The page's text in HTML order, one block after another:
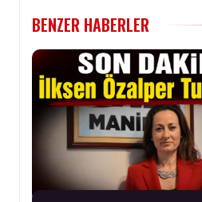
BENZER HABERLER